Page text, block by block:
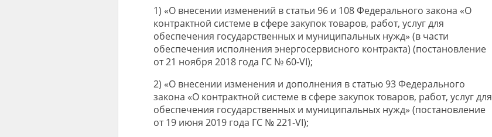
1) «О внесении изменений в статьи 96 и 108 Федерального закона «О
контрактной системе в сфере закупок товаров, работ, услуг для
обеспечения государственных и муниципальных нужд» (в части
обеспечения исполнения энергосервисного контракта) (постановление
от 21 ноября 2018 года ГС № 60-VI);
2) «О внесении изменения и дополнения в статью 93 Федерального
закона «О контрактной системе в сфере закупок товаров, работ, услуг для
обеспечения государственных и муниципальных нужд» (постановление
от 19 июня 2019 года ГС № 221-VI);